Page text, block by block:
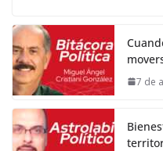
7 de